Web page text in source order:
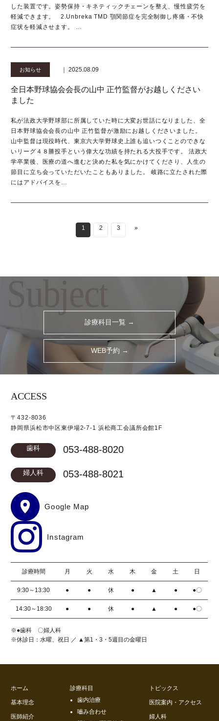
した装置です。姿勢保持・キネティックチェーンを整え、慢性疲労を
軽減できます。 2.Unbreka TMD 顎関節症を完全制御し疼痛・不快
症状を軽減させます。 …
お知らせ ｜ 2025.08.09
全日本野球協会会長の山中 正竹監督がお越しください
ました
私が法政大学野球部に所属していた時に大変お世話になりました、全
日本野球協会会長の山中 正竹監督が激励にお越しくださいました。
山中監督は現役時代、東京六大学野球史上誰も追いつくことのできな
いリーグ４８勝投手という偉大な功績を持たれる大投手です。 法政大
学卒業後、医療の道へ進むと決めた私を気にかけてくださり、人生の
節目に立ち会っていただいたこともありました。 岐路に立たされた際
にはアドバイスを…
1 2 3 »
Subject
診療科目一覧 →
WEB予約 →
ACCESS
〒432-8036
静岡県浜松市中区東伊場2-7-1 浜松商工会議所会館1F
歯科 053-488-8020
婦人科 053-488-8021
Google Map
Instagram
診療時間 月 火 水 木 金 土 日
9:30～13:30 ● ● 休 ● ▲ ● ●〇
14:30～18:30 ● ● 休 ● ▲ ● ●〇
※●歯科 〇婦人科
※休診日：水曜、祝日 ／ ▲第1・3・5週目の金曜日
ホーム
基本理念
医師紹介
診療科目
歯内治療
嚙み合わせ
トピックス
医院案内・アクセス
婦人科